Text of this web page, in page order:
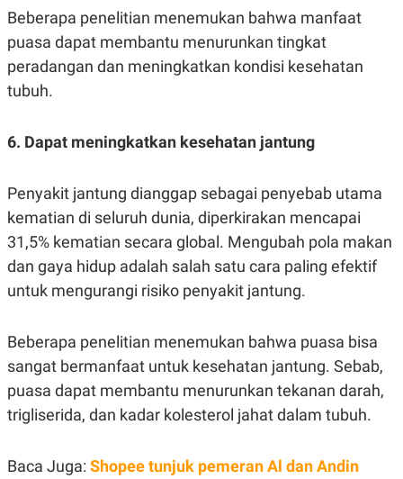
I
.
D
SITEMAP PROFILETERM
PEDOMAN
PEMBERITAAN
SIBER
PRIVACY
POLICY
Beberapa penelitian menemukan bahwa manfaat
puasa dapat membantu menurunkan tingkat
peradangan dan meningkatkan kondisi kesehatan
tubuh.
6. Dapat meningkatkan kesehatan jantung
Penyakit jantung dianggap sebagai penyebab utama
kematian di seluruh dunia, diperkirakan mencapai
31,5% kematian secara global. Mengubah pola makan
dan gaya hidup adalah salah satu cara paling efektif
untuk mengurangi risiko penyakit jantung.
Beberapa penelitian menemukan bahwa puasa bisa
sangat bermanfaat untuk kesehatan jantung. Sebab,
puasa dapat membantu menurunkan tekanan darah,
trigliserida, dan kadar kolesterol jahat dalam tubuh.
Baca Juga: Shopee tunjuk pemeran Al dan Andin